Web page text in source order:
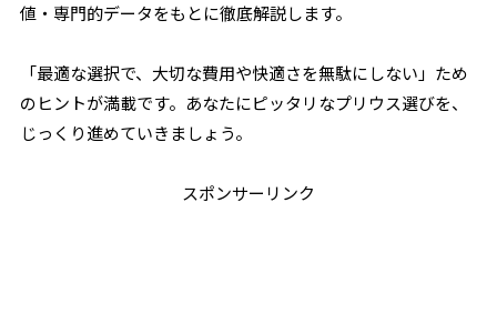
値・専門的データをもとに徹底解説します。
「最適な選択で、大切な費用や快適さを無駄にしない」ため
のヒントが満載です。あなたにピッタリなプリウス選びを、
じっくり進めていきましょう。
スポンサーリンク